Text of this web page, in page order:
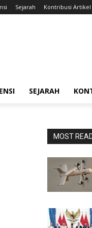
Sejarah Kontribusi Artikel
SEJARAH
MOST